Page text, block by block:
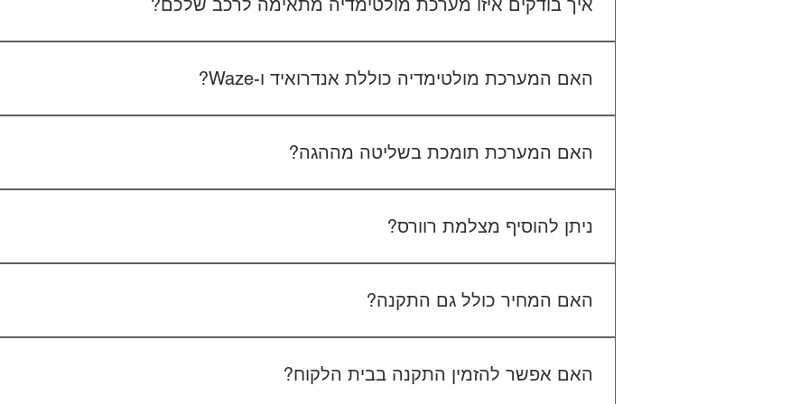
איך בודקים איזו מערכת מולטימדיה מתאימה לרכב שלכם?
האם המערכת מולטימדיה כוללת אנדרואיד ו-Waze?
האם המערכת תומכת בשליטה מההגה?
ניתן להוסיף מצלמת רוורס?
האם המחיר כולל גם התקנה?
האם אפשר להזמין התקנה בבית הלקוח?